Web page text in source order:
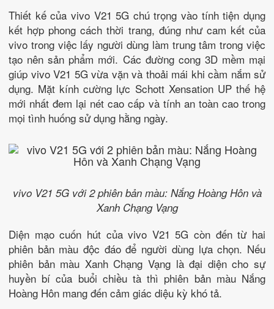
Thiết kế của vivo V21 5G chú trọng vào tính tiện dụng
kết hợp phong cách thời trang, đúng như cam kết của
vivo trong việc lấy người dùng làm trung tâm trong việc
tạo nên sản phẩm mới. Các đường cong 3D mềm mại
giúp vivo V21 5G vừa vặn và thoải mái khi cầm nắm sử
dụng. Mặt kính cường lực Schott Xensation UP thế hệ
mới nhất đem lại nét cao cấp và tính an toàn cao trong
mọi tình huống sử dụng hằng ngày.
vivo V21 5G với 2 phiên bản màu: Nắng Hoàng Hôn và
Xanh Chạng Vạng
Diện mạo cuốn hút của vivo V21 5G còn đến từ hai
phiên bản màu độc đáo để người dùng lựa chọn. Nếu
phiên bản màu Xanh Chạng Vạng là đại diện cho sự
huyền bí của buổi chiều tà thì phiên bản màu Nắng
Hoàng Hôn mang đến cảm giác diệu kỳ khó tả.